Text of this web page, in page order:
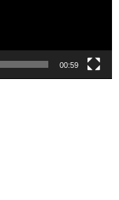
00:59